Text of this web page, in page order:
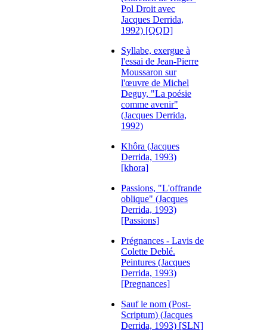
Pol Droit avec
Jacques Derrida,
1992) [QQD]
Syllabe, exergue à
l'essai de Jean-Pierre
Moussaron sur
l'œuvre de Michel
Deguy, "La poésie
comme avenir"
(Jacques Derrida,
1992)
Khôra (Jacques
Derrida, 1993)
[khora]
Passions, "L'offrande
oblique" (Jacques
Derrida, 1993)
[Passions]
Prégnances - Lavis de
Colette Deblé.
Peintures (Jacques
Derrida, 1993)
[Pregnances]
Sauf le nom (Post-
Scriptum) (Jacques
Derrida, 1993) [SLN]